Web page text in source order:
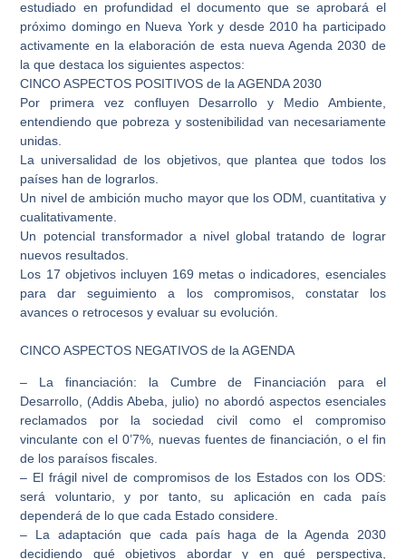
estudiado en profundidad el documento que se aprobará el
próximo domingo en Nueva York y desde 2010 ha participado
activamente en la elaboración de esta nueva Agenda 2030 de
la que destaca los siguientes aspectos:
CINCO ASPECTOS POSITIVOS de la AGENDA 2030
Por primera vez confluyen Desarrollo y Medio Ambiente,
entendiendo que pobreza y sostenibilidad van necesariamente
unidas.
La universalidad de los objetivos, que plantea que todos los
países han de lograrlos.
Un nivel de ambición mucho mayor que los ODM, cuantitativa y
cualitativamente.
Un potencial transformador a nivel global tratando de lograr
nuevos resultados.
Los 17 objetivos incluyen 169 metas o indicadores, esenciales
para dar seguimiento a los compromisos, constatar los
avances o retrocesos y evaluar su evolución.
CINCO ASPECTOS NEGATIVOS de la AGENDA
– La financiación: la Cumbre de Financiación para el
Desarrollo, (Addis Abeba, julio) no abordó aspectos esenciales
reclamados por la sociedad civil como el compromiso
vinculante con el 0’7%, nuevas fuentes de financiación, o el fin
de los paraísos fiscales.
– El frágil nivel de compromisos de los Estados con los ODS:
será voluntario, y por tanto, su aplicación en cada país
dependerá de lo que cada Estado considere.
– La adaptación que cada país haga de la Agenda 2030
decidiendo qué objetivos abordar y en qué perspectiva,